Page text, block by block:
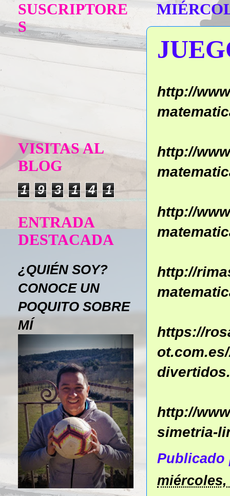
http://
http://
http://
http://
https://
http://
simetria-
miércoles,
SUSCRIPTORE
S
VISITAS AL
BLOG
1 9 3 1 4 1
ENTRADA
DESTACADA
¿QUIÉN SOY?
CONOCE UN
POQUITO SOBRE
MÍ